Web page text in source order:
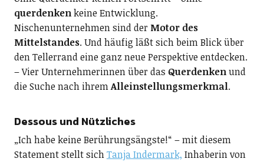
querdenkenkeine Entwicklung.
Nischenunternehmen sind der Motor des
Mittelstandes. Und häufig läßt sich beim Blick über
den Tellerrand eine ganz neue Perspektive entdecken.
– Vier Unternehmerinnen über das Querdenkenund
die Suche nach ihremAlleinstellungsmerkmal.
Dessous und Nützliches
„Ich habe keine Berührungsängste!“ – mit diesem
Statement stellt sichTanja Indermark, Inhaberin von